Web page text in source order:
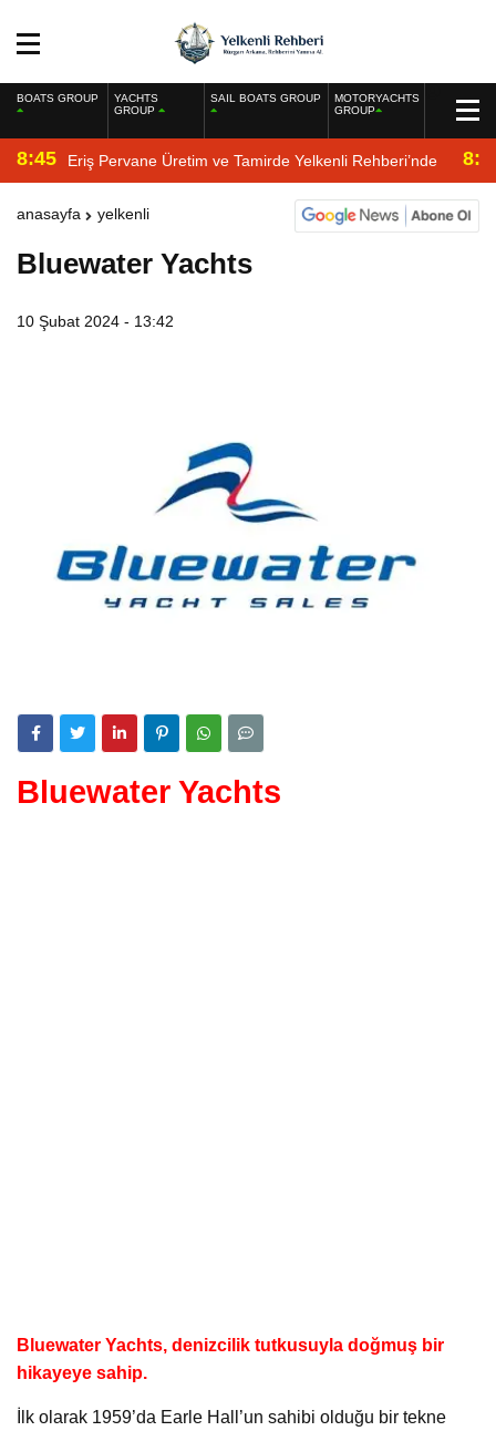
BOATS GROUP
YACHTS
GROUP
SAIL BOATS GROUP
MOTORYACHTS
GROUP
8:45 Eriş Pervane Üretim ve Tamirde Yelkenli Rehberi’nde
anasayfa yelkenli
Bluewater Yachts
10 Şubat 2024 - 13:42
Bluewater Yachts
Bluewater Yachts, denizcilik tutkusuyla doğmuş bir
hikayeye sahip.
İlk olarak 1959’da Earle Hall’un sahibi olduğu bir tekne